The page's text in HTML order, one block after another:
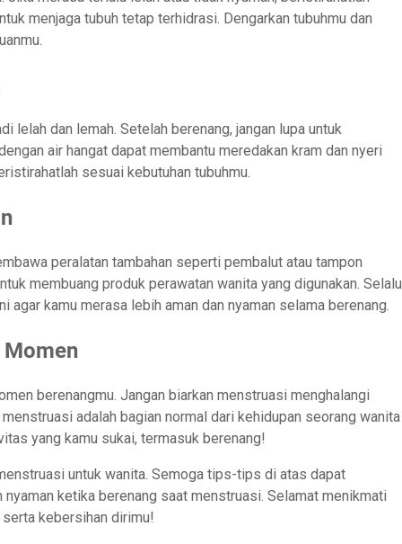
menjaga tubuh tetap terhidrasi. Dengarkan tubuhmu dan
lelah dan lemah. Setelah berenang, jangan lupa untuk
air hangat dapat membantu meredakan kram dan nyeri
sesuai kebutuhan tubuhmu.
peralatan tambahan seperti pembalut atau tampon
membuang produk perawatan wanita yang digunakan. Selalu
agar kamu merasa lebih aman dan nyaman selama berenang.
berenangmu. Jangan biarkan menstruasi menghalangi
adalah bagian normal dari kehidupan seorang wanita
yang kamu sukai, termasuk berenang!
untuk wanita. Semoga tips-tips di atas dapat
ketika berenang saat menstruasi. Selamat menikmati
kebersihan dirimu!